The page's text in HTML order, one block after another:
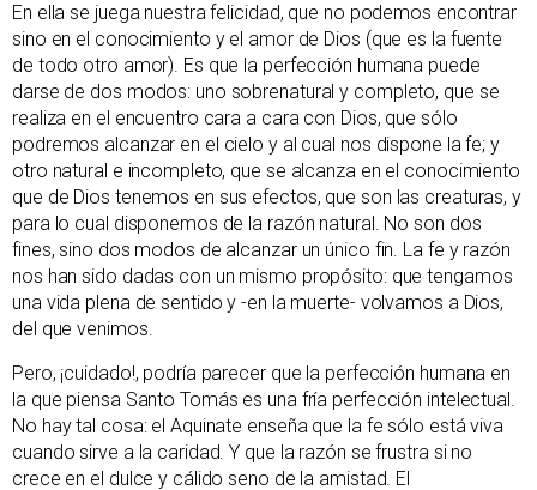
En ella se juega nuestra felicidad, que no podemos encontrar
sino en el conocimiento y el amor de Dios (que es la fuente
de todo otro amor). Es que la perfección humana puede
darse de dos modos: uno sobrenatural y completo, que se
realiza en el encuentro cara a cara con Dios, que sólo
podremos alcanzar en el cielo y al cual nos dispone la fe; y
otro natural e incompleto, que se alcanza en el conocimiento
que de Dios tenemos en sus efectos, que son las creaturas, y
para lo cual disponemos de la razón natural. No son dos
fines, sino dos modos de alcanzar un único fin. La fe y razón
nos han sido dadas con un mismo propósito: que tengamos
una vida plena de sentido y -en la muerte- volvamos a Dios,
del que venimos.
Pero, ¡cuidado!, podría parecer que la perfección humana en
la que piensa Santo Tomás es una fría perfección intelectual.
No hay tal cosa: el Aquinate enseña que la fe sólo está viva
cuando sirve a la caridad. Y que la razón se frustra si no
crece en el dulce y cálido seno de la amistad. El